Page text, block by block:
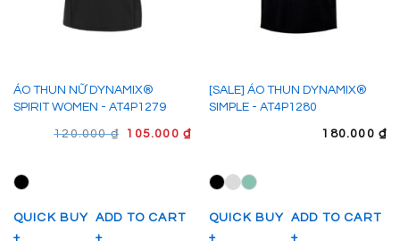
ÁO THUN NỮ DYNAMIX®
SPIRIT WOMEN - AT4P1279
120.000₫
GIÁ
105.000 ₫GIÁ
105.000 ₫.
QUICK BUY
+
ADD TO CART
+
[SALE] ÁO THUN DYNAMIX®
SIMPLE - AT4P1280
180.000 ₫
QUICK BUY
+
ADD TO CART
+